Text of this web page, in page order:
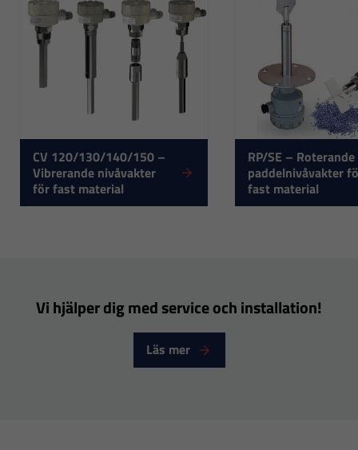
CV 120/130/140/150 –
Vibrerande nivåvakter
för fast material
RP/SE – Roterande
paddelnivåvakter
fast material
Vi hjälper dig med service och installation!
Läs mer
inte att välja
bort. De
att hemsidan